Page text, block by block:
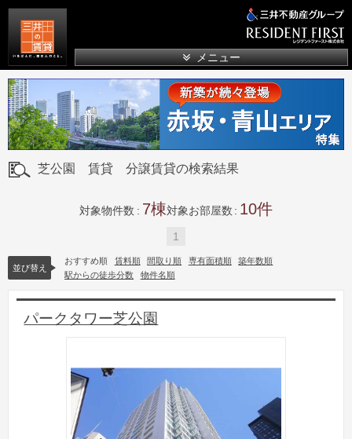
メニュー
芝公園 賃貸 分譲賃貸の検索結果
対象物件数 7 対象お部屋数 10
1
並び替え
おすすめ順 賃料順 間取り順 専有面積順
築年数順
駅からの徒歩分数
物件名順
パークタワー芝公園